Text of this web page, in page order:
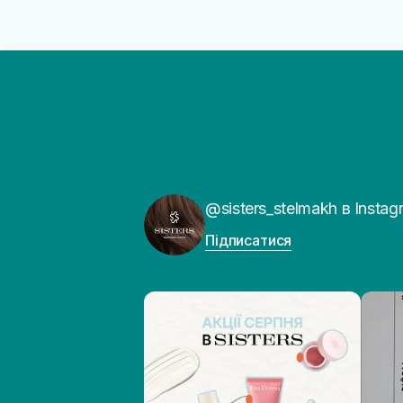
@sisters_stelmakh в
Підписатися